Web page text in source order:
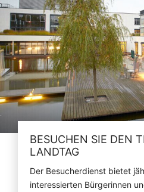
BESUCHEN SIE DEN
LANDTAG
Der Besucherdienst bietet
interessierten Bürgerinnen